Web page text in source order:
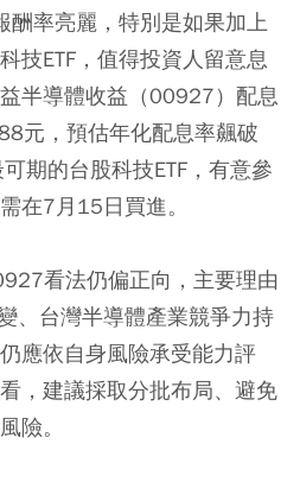
酬率亮麗，特別是如果加上
技ETF，值得投資人留意息
半導體收益（00927）配息
元，預估年化配息率飆破
期的台股科技ETF，有意參
在7月15日買進。
看法仍偏正向，主要理由
、台灣半導體產業競爭力持
應依自身風險承受能力評
，建議採取分批布局、避免
險。